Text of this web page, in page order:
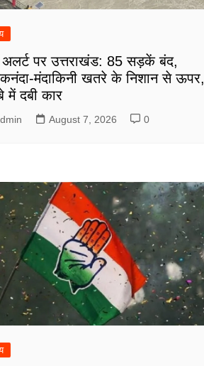
अलर्ट पर उत्तराखंड: 85 सड़कें बंद,
मंदाकिनी खतरे के निशान से ऊपर,
में दबी कार
August 7, 2026 0